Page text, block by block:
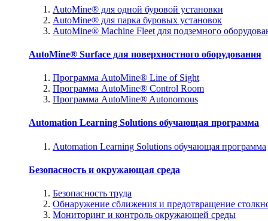
AutoMine® для одной буровой установки
AutoMine® для парка буровых установок
AutoMine® Machine Fleet для подземного
AutoMine® Surface для поверхностного оборудования
Программа AutoMine® Line of Sight
Программа AutoMine® Control Room
Программа AutoMine® Autonomous
Automation Learning Solutions обучающая программа
Automation Learning Solutions обучающая программа
Безопасность и окружающая среда
Безопасность труда
Обнаружение сближения и предотвращение
Мониторинг и контроль окружающей среды